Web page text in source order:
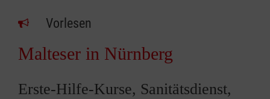
Vorlesen
Malteser in Nürnberg
Erste-Hilfe-Kurse, Sanitätsdienst,